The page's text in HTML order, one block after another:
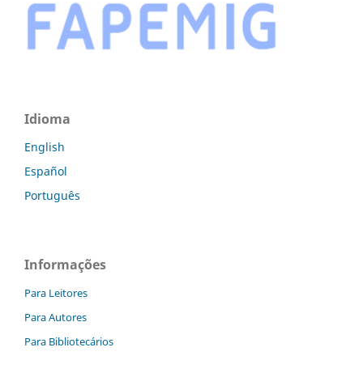
Idioma
English
Español
Português
Informações
Para Leitores
Para Autores
Para Bibliotecários